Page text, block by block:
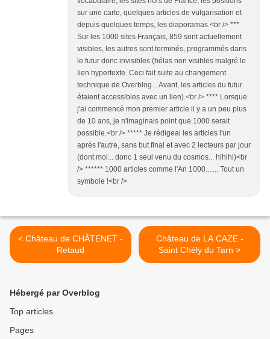
sur une carte, quelques articles de vulgarisation et
depuis quelques temps, les diaporamas.<br /> ***
Sur les 1000 sites Français, 859 sont actuellement
visibles, les autres sont terminés, programmés dans
le futur donc invisibles (hélas non visibles malgré le
lien hypertexte. Ceci fait suite au changement
technique de Overblog... Avant, les articles du futur
étaient accessibles avec un lien).<br /> **** Lorsque
j'ai commencé mon premier article il y a un peu plus
de 10 ans, je n'imaginais point que 1000 serait
possible.<br /> ***** Je rédigeai les articles l'un
après l'autre, sans but final et avec 2 lecteurs par jour
(dont moi... donc 1 seul venu du cosmos... hihihi)<br
/> ****** 1000 articles comme l'An 1000....... Tout un
symbole !<br />
< Château de CHÂTENET -
Retaud
Château de LA CAZE -
Saint Chély du Tarn >
Hébergé par Overblog
Top articles
Pages